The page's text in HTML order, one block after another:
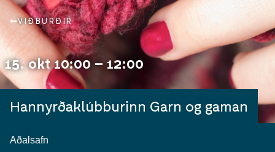
VIÐBURÐIR
15. okt 10:00 – 12:00
Hannyrðaklúbburinn Garn og gaman
Aðalsafn